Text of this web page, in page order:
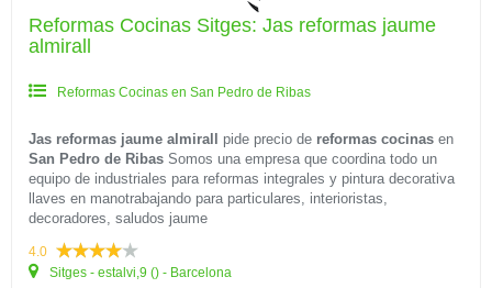
Reformas Cocinas Sitges: Jas reformas jaume
almirall
Reformas Cocinas en San Pedro de Ribas
Jas reformas jaume almirall pide precio de reformas cocinas en
San Pedro de Ribas Somos una empresa que coordina todo un
equipo de industriales para reformas integrales y pintura decorativa
llaves en manotrabajando para particulares, interioristas,
decoradores, saludos jaume
4.0
Sitges - estalvi,9 () - Barcelona